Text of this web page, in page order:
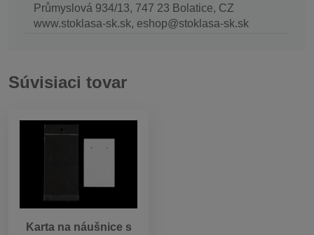
Průmyslová 934/13, 747 23 Bolatice, CZ
www.stoklasa-sk.sk, eshop@stoklasa-sk.sk
Súvisiaci tovar
Karta na náušnice s